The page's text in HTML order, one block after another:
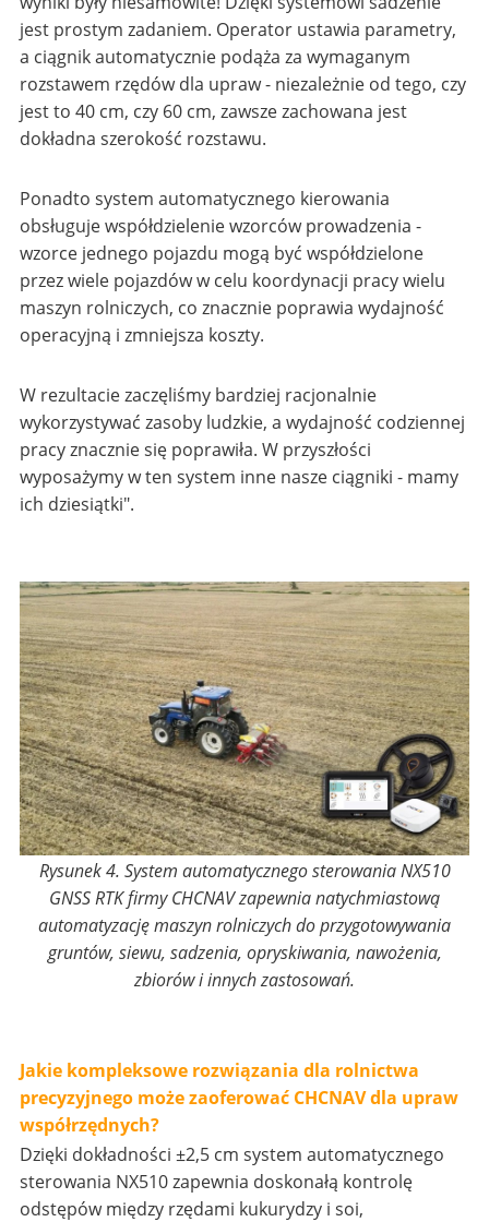
jest prostym zadaniem. Operator ustawia parametry,
a ciągnik automatycznie podąża za wymaganym
rozstawem rzędów dla upraw - niezależnie od tego, czy
jest to 40 cm, czy 60 cm, zawsze zachowana jest
dokładna szerokość rozstawu.
Ponadto system automatycznego kierowania
obsługuje współdzielenie wzorców prowadzenia -
wzorce jednego pojazdu mogą być współdzielone
przez wiele pojazdów w celu koordynacji pracy wielu
maszyn rolniczych, co znacznie poprawia wydajność
operacyjną i zmniejsza koszty.
W rezultacie zaczęliśmy bardziej racjonalnie
wykorzystywać zasoby ludzkie, a wydajność codziennej
pracy znacznie się poprawiła. W przyszłości
wyposażymy w ten system inne nasze ciągniki - mamy
ich dziesiątki".
Rysunek 4. System automatycznego sterowania NX510
GNSS RTK firmy CHCNAV zapewnia natychmiastową
automatyzację maszyn rolniczych do przygotowywania
gruntów, siewu, sadzenia, opryskiwania, nawożenia,
zbiorów i innych zastosowań.
Jakie kompleksowe rozwiązania dla rolnictwa
precyzyjnego może zaoferować CHCNAV dla upraw
współrzędnych?
Dzięki dokładności ±2,5 cm system automatycznego
sterowania NX510 zapewnia doskonałą kontrolę
odstępów między rzędami kukurydzy i soi,